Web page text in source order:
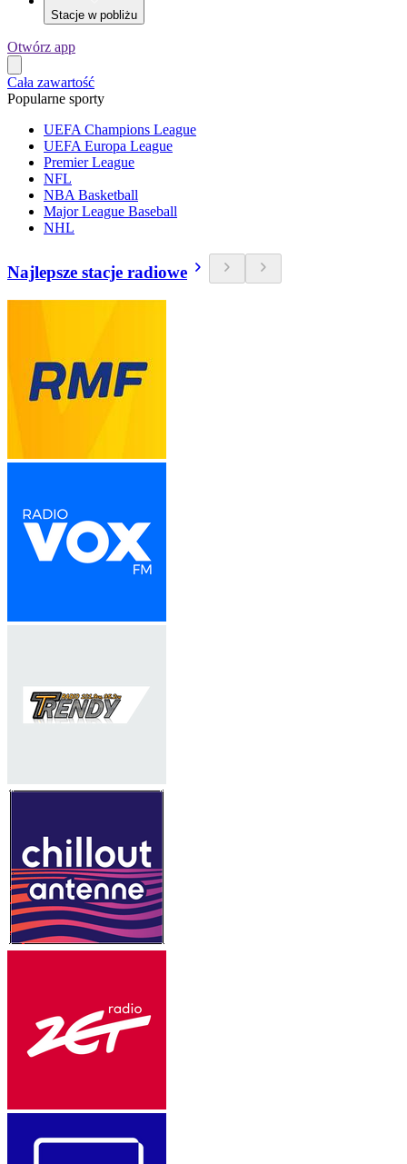
Stacje w pobliżu
Otwórz app
Cała zawartość
Popularne sporty
UEFA Champions League
UEFA Europa League
Premier League
NFL
NBA Basketball
Major League Baseball
NHL
Najlepsze stacje radiowe